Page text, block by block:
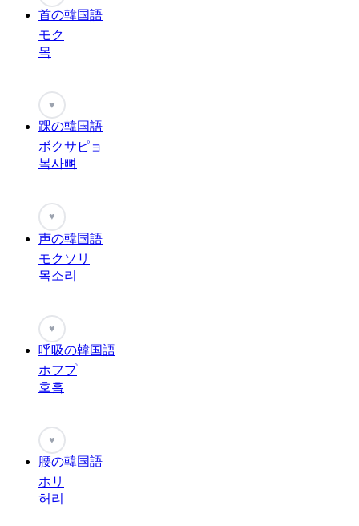
首の韓国語
モク
목
♥
踝の韓国語
ボクサピョ
복사뼈
♥
声の韓国語
モクソリ
목소리
♥
呼吸の韓国語
ホフプ
호흡
♥
腰の韓国語
ホリ
허리